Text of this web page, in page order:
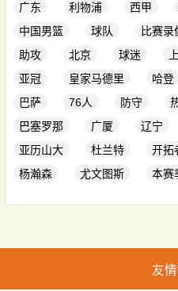
广东
利物浦 西甲
中国男篮
球队 比赛录
助攻
北京 球迷
亚冠
皇家马德里 哈登
巴萨
76人 防守
巴塞罗那
广厦 辽宁
亚历山大
杜兰特 开拓
杨瀚森
尤文图斯 本赛
友